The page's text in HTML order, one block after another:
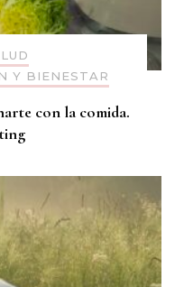
Y BIENESTAR
con la comida.